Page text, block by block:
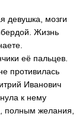
девушка, мозги
Жизнь
её пальцев.
противилась
Иванович
к нему
полным желания,